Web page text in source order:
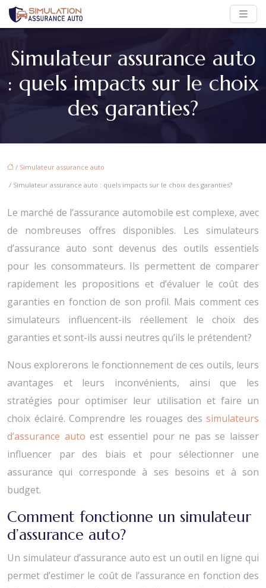
Simulateur assurance auto
: quels impacts sur le choix
des garanties?
/ Simulateur assurance auto
/ Simulateur assurance auto : quels impacts sur le choix des garanties?
Le marché de l’assurance automobile est complexe, avec
de nombreuses offres disponibles. Les simulateurs
d’assurance auto sont devenus des outils essentiels
pour les consommateurs. Ils permettent de comparer
rapidement les propositions et d’évaluer le coût des
garanties en fonction de son profil. Mais comment ces
simulateurs influencent-ils réellement le choix des
garanties et sont-ils aussi neutres qu’ils le prétendent?
Nous explorerons le fonctionnement de ces outils, leurs
avantages et leurs inconvénients, ainsi que les
stratégies pour optimiser leur utilisation et faire un
choix éclairé. Comprendre les rouages des simulateurs
d’assurance autoest essentiel pour ne pas se laisser
influencer par des biais et pour sélectionner une
assurance qui corresponde à ses besoins et à son
budget.
Comment fonctionne un simulateur
d’assurance auto?
Un simulateur d’assurance auto est un outil en ligne qui
permet d’estimer le coût de l’assurance en fonction des